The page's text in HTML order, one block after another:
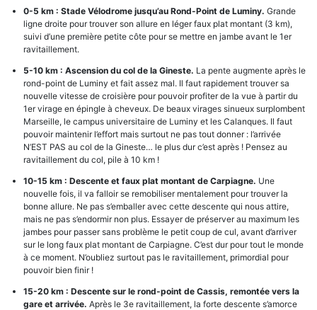
0-5 km : Stade Vélodrome jusqu’au Rond-Point de Luminy. Grande
ligne droite pour trouver son allure en léger faux plat montant (3 km),
suivi d’une première petite côte pour se mettre en jambe avant le 1er
ravitaillement.
5-10 km : Ascension du col de la Gineste. La pente augmente après le
rond-point de Luminy et fait assez mal. Il faut rapidement trouver sa
nouvelle vitesse de croisière pour pouvoir profiter de la vue à partir du
1er virage en épingle à cheveux. De beaux virages sinueux surplombent
Marseille, le campus universitaire de Luminy et les Calanques. Il faut
pouvoir maintenir l’effort mais surtout ne pas tout donner : l’arrivée
N’EST PAS au col de la Gineste… le plus dur c’est après ! Pensez au
ravitaillement du col, pile à 10 km !
10-15 km : Descente et faux plat montant de Carpiagne. Une
nouvelle fois, il va falloir se remobiliser mentalement pour trouver la
bonne allure. Ne pas s’emballer avec cette descente qui nous attire,
mais ne pas s’endormir non plus. Essayer de préserver au maximum les
jambes pour passer sans problème le petit coup de cul, avant d’arriver
sur le long faux plat montant de Carpiagne. C’est dur pour tout le monde
à ce moment. N’oubliez surtout pas le ravitaillement, primordial pour
pouvoir bien finir !
15-20 km : Descente sur le rond-point de Cassis, remontée vers la
gare et arrivée. Après le 3e ravitaillement, la forte descente s’amorce